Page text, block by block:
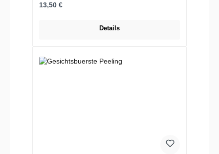
Regulärer Preis:
13,50 €
Details